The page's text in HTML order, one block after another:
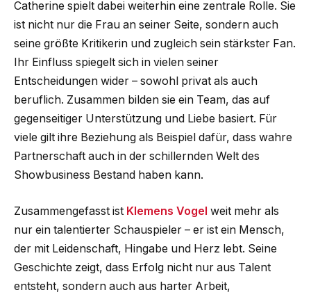
Catherine spielt dabei weiterhin eine zentrale Rolle. Sie
ist nicht nur die Frau an seiner Seite, sondern auch
seine größte Kritikerin und zugleich sein stärkster Fan.
Ihr Einfluss spiegelt sich in vielen seiner
Entscheidungen wider – sowohl privat als auch
beruflich. Zusammen bilden sie ein Team, das auf
gegenseitiger Unterstützung und Liebe basiert. Für
viele gilt ihre Beziehung als Beispiel dafür, dass wahre
Partnerschaft auch in der schillernden Welt des
Showbusiness Bestand haben kann.
Zusammengefasst ist Klemens Vogel weit mehr als
nur ein talentierter Schauspieler – er ist ein Mensch,
der mit Leidenschaft, Hingabe und Herz lebt. Seine
Geschichte zeigt, dass Erfolg nicht nur aus Talent
entsteht, sondern auch aus harter Arbeit,